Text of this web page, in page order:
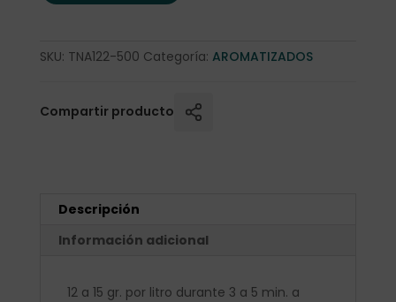
SKU: TNA122-500 Categoría: AROMATIZADOS
Compartir producto
Descripción
Información adicional
12 a 15 gr. por litro durante 3 a 5 min. a